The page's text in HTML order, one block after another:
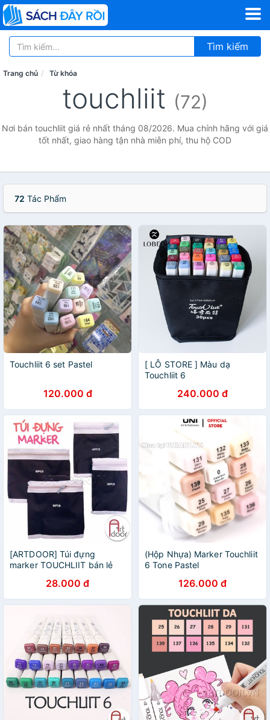
Tìm kiếm
Trang chủ Từ khóa
touchliit (72)
Nơi bán touchliit giá rẻ nhất tháng 08/2026. Mua chính hãng với giá
tốt nhất, giao hàng tận nhà miễn phí, thu hộ COD
72 Tác Phẩm
Touchliit 6 set Pastel
120.000 đ
[ LỖ STORE ] Màu dạ
Touchliit 6
240.000 đ
[ARTDOOR] Túi đựng
marker TOUCHLIIT bán lẻ
28.000 đ
(Hộp Nhựa) Marker Touchliit
6 Tone Pastel
126.000 đ